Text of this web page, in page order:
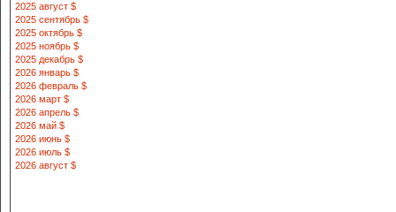
2025 август $
2025 сентябрь $
2025 октябрь $
2025 ноябрь $
2025 декабрь $
2026 январь $
2026 февраль $
2026 март $
2026 апрель $
2026 май $
2026 июнь $
2026 июль $
2026 август $